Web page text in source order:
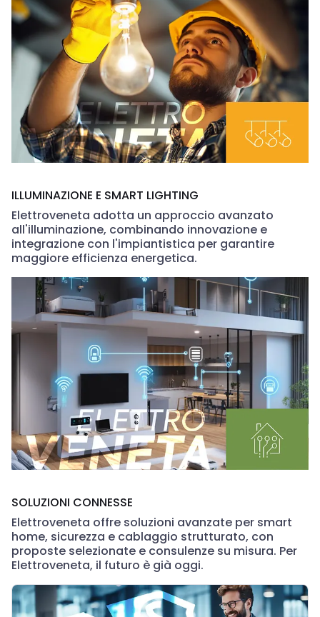
ILLUMINAZIONE E SMART LIGHTING
Elettroveneta adotta un approccio avanzato
all'illuminazione, combinando innovazione e
integrazione con l'impiantistica per garantire
maggiore efficienza energetica.
SOLUZIONI CONNESSE
Elettroveneta offre soluzioni avanzate per smart
home, sicurezza e cablaggio strutturato, con
proposte selezionate e consulenze su misura. Per
Elettroveneta, il futuro è già oggi.